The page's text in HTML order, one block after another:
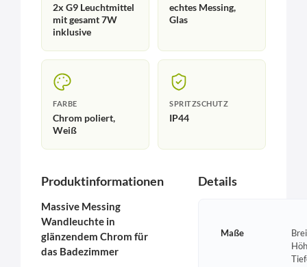
2x G9 Leuchtmittel
mit gesamt 7W
inklusive
echtes Messing,
Glas
FARBE
Chrom poliert,
Weiß
SPRITZSCHUTZ
IP44
Produktinformationen
Massive Messing
Wandleuchte in
glänzendem Chrom für
das Badezimmer
Details
Maße